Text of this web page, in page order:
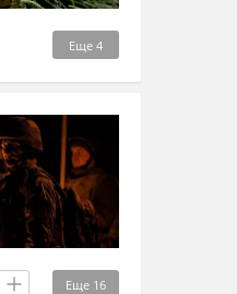
Еще 4
Еще 16